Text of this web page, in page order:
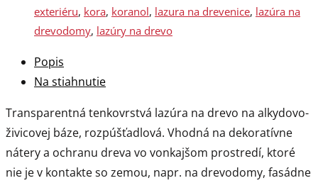
exteriéru, kora, koranol, lazura na drevenice, lazúra na
drevodomy, lazúry na drevo
Popis
Na stiahnutie
Transparentná tenkovrstvá lazúra na drevo na alkydovo-
živicovej báze, rozpúšťadlová. Vhodná na dekoratívne
nátery a ochranu dreva vo vonkajšom prostredí, ktoré
nie je v kontakte so zemou, napr. na drevodomy, fasádne